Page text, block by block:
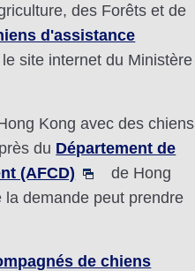
des Forêts et de
d'assistance
site internet du Ministère
Kong avec des chiens
du Département de
(AFCD)
de Hong
demande peut prendre
de chiens